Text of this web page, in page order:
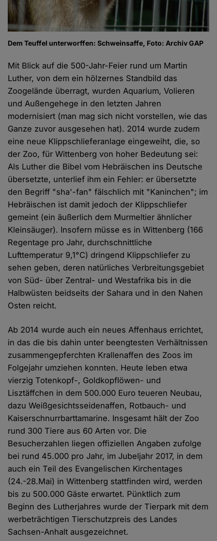
Dem Teuffel unterworffen: Schweinsaffe, Foto: Archiv GAP
Mit Blick auf die 500-Jahr-Feier rund um Martin
Luther, von dem ein hölzernes Standbild das
Zoogelände überragt, wurden Aquarium, Volieren
und Außengehege in den letzten Jahren
modernisiert (man mag sich nicht vorstellen, wie das
Ganze zuvor ausgesehen hat). 2014 wurde zudem
eine neue Klippschlieferanlage eingeweiht, die, so
der Zoo, für Wittenberg von hoher Bedeutung sei:
Als Luther die Bibel vom Hebräischen ins Deutsche
übersetzte, unterlief ihm ein Fehler: er übersetzte
den Begriff "sha'-fan" fälschlich mit "Kaninchen"; im
Hebräischen ist damit jedoch der Klippschliefer
gemeint (ein äußerlich dem Murmeltier ähnlicher
Kleinsäuger). Insofern müsse es in Wittenberg (166
Regentage pro Jahr, durchschnittliche
Lufttemperatur 9,1°C) dringend Klippschliefer zu
sehen geben, deren natürliches Verbreitungsgebiet
von Süd- über Zentral- und Westafrika bis in die
Halbwüsten beidseits der Sahara und in den Nahen
Osten reicht.
Ab 2014 wurde auch ein neues Affenhaus errichtet,
in das die bis dahin unter beengtesten Verhältnissen
zusammengepferchten Krallenaffen des Zoos im
Folgejahr umziehen konnten. Heute leben etwa
vierzig Totenkopf-, Goldkopflöwen- und
Lisztäffchen in dem 500.000 Euro teueren Neubau,
dazu Weißgesichtsseidenaffen, Rotbauch- und
Kaiserschnurrbarttamarine. Insgesamt hält der Zoo
rund 300 Tiere aus 60 Arten vor. Die
Besucherzahlen liegen offiziellen Angaben zufolge
bei rund 45.000 pro Jahr, im Jubeljahr 2017, in dem
auch ein Teil des Evangelischen Kirchentages
(24.-28.Mai) in Wittenberg stattfinden wird, werden
bis zu 500.000 Gäste erwartet. Pünktlich zum
Beginn des Lutherjahres wurde der Tierpark mit dem
werbeträchtigen Tierschutzpreis des Landes
Sachsen-Anhalt ausgezeichnet.